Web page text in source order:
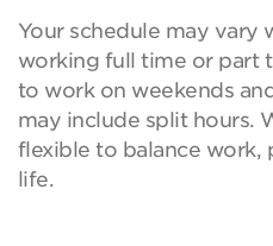
Your schedule may
working full time or part
to work on weekends
may include split hours.
flexible to balance work,
life.